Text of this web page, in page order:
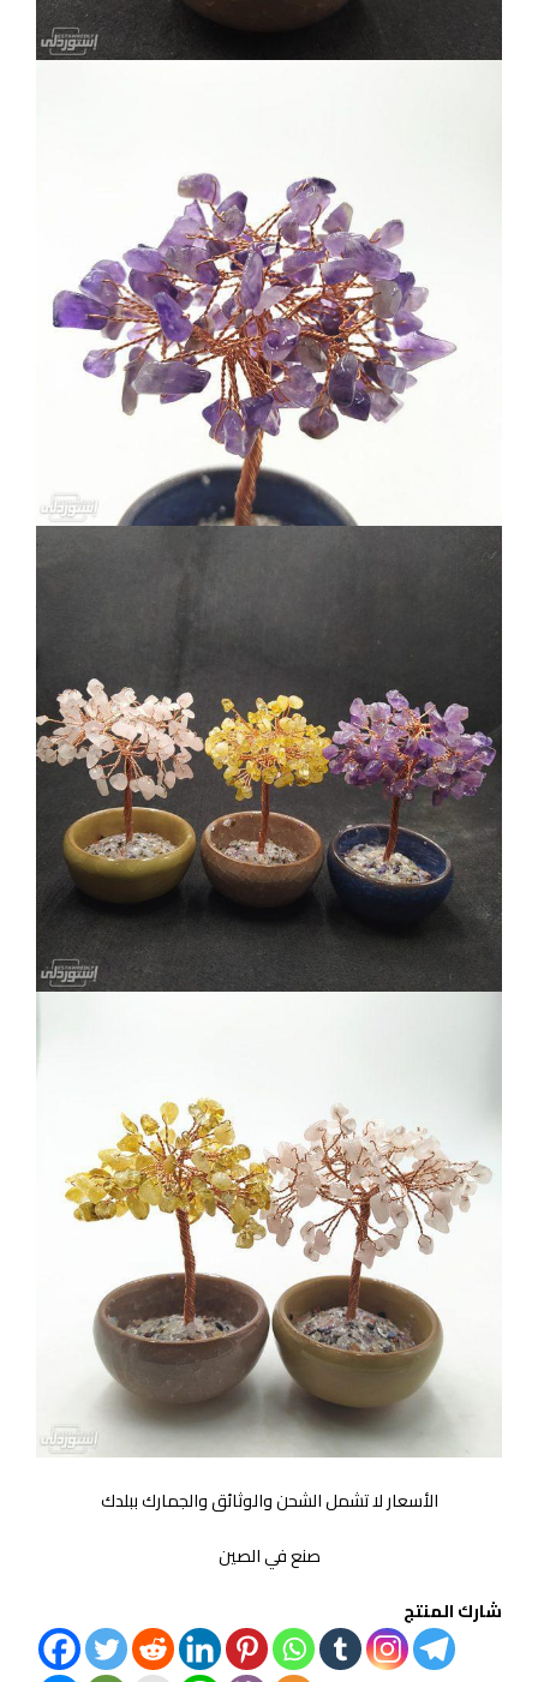
الأسعار لا تشمل الشحن والوثائق والجمارك ببلدك
صنع في الصين
شارك المنتج